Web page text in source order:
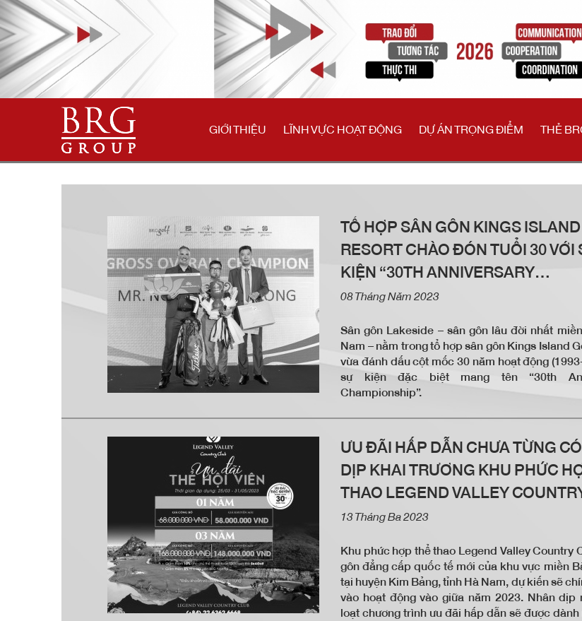
GIỚI THIỆU LĨNH VỰC HOẠT ĐỘNG DỰ ÁN TRỌNG ĐIỂM THẺ
TỔ HỢP SÂN GÔN KINGS
RESORT CHÀO ĐÓN TUỔI 30 VỚI
KIỆN “30TH ANNIVERSARY
CHAMPIONSHIP”
08 Tháng Năm 2023
Sân gôn Lakeside – sân gôn lâu đời nhất
Nam – nằm trong tổ hợp sân gôn Kings Island
vừa đánh dấu cột mốc 30 năm hoạt động
sự kiện đặc biệt mang tên “30th
Championship”.
ƯU ĐÃI HẤP DẪN CHƯA TỪNG
DỊP KHAI TRƯƠNG KHU PHỨC
THAO LEGEND VALLEY
CLUB
13 Tháng Ba 2023
Khu phức hợp thể thao Legend Valley Country
gôn đẳng cấp quốc tế mới của khu vực miền
tại huyện Kim Bảng, tỉnh Hà Nam, dự kiến sẽ
vào hoạt động vào giữa năm 2023. Nhân dịp
loạt chương trình ưu đãi hấp dẫn sẽ được dành